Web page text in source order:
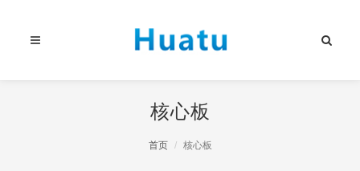
核心板
首页 核心板